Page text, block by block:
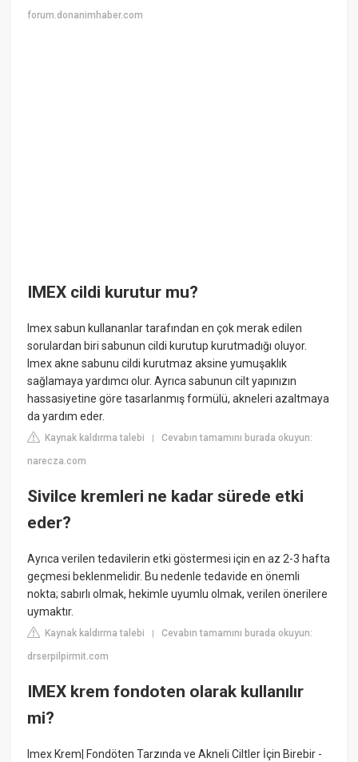
forum.donanimhaber.com
IMEX cildi kurutur mu?
Imex sabun kullananlar tarafından en çok merak edilen
sorulardan biri sabunun cildi kurutup kurutmadığı oluyor.
Imex akne sabunu cildi kurutmaz aksine yumuşaklık
sağlamaya yardımcı olur. Ayrıca sabunun cilt yapınızın
hassasiyetine göre tasarlanmış formülü, akneleri azaltmaya
da yardım eder.
Kaynak kaldırma talebi |Cevabın tamamını burada okuyun:
narecza.com
Sivilce kremleri ne kadar sürede etki
eder?
Ayrıca verilen tedavilerin etki göstermesi için en az 2-3 hafta
geçmesi beklenmelidir. Bu nedenle tedavide en önemli
nokta; sabırlı olmak, hekimle uyumlu olmak, verilen önerilere
uymaktır.
Kaynak kaldırma talebi |Cevabın tamamını burada okuyun:
drserpilpirmit.com
IMEX krem fondoten olarak kullanılır
mi?
Imex Krem| Fondöten Tarzında ve Akneli Ciltler İçin Birebir -